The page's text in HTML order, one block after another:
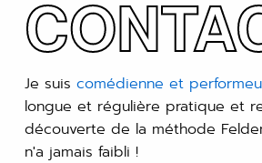
Je suiscomédienne et
longue et régulière pratique et
découverte de la méthode
n'a jamais faibli !